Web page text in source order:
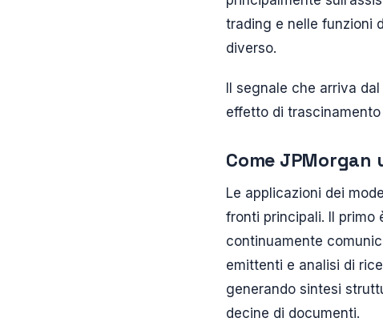
trading e nelle funzioni
diverso.
Il segnale che arriva
effetto di
Come JPMorgan
Le applicazioni dei
fronti principali. Il primo
continuamente
emittenti e analisi di
generando sintesi
decine di documenti.